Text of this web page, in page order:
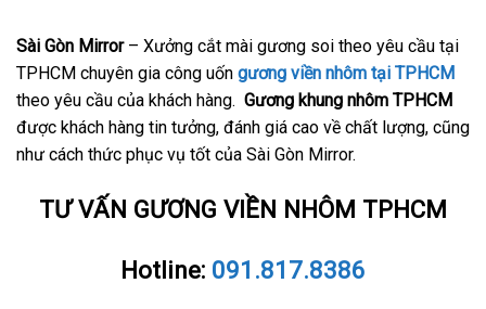
Sài Gòn Mirror– Xưởng cắt mài gương soi theo yêu cầu tại
TPHCM chuyên gia công uốn gương viền nhôm tại TPHCM
theo yêu cầu của khách hàng. Gương khung nhôm TPHCM
được khách hàng tin tưởng, đánh giá cao về chất lượng, cũng
như cách thức phục vụ tốt của Sài Gòn Mirror.
TƯ VẤN GƯƠNG VIỀN NHÔM TPHCM
Hotline: 091.817.8386